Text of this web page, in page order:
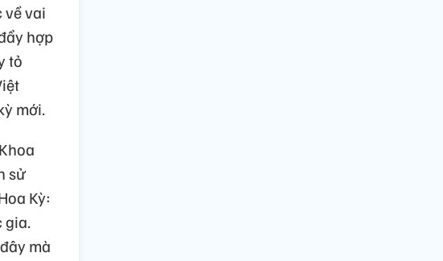
về vai
hợp
tỏ
mới.
sử
Kỳ:
gia.
mà